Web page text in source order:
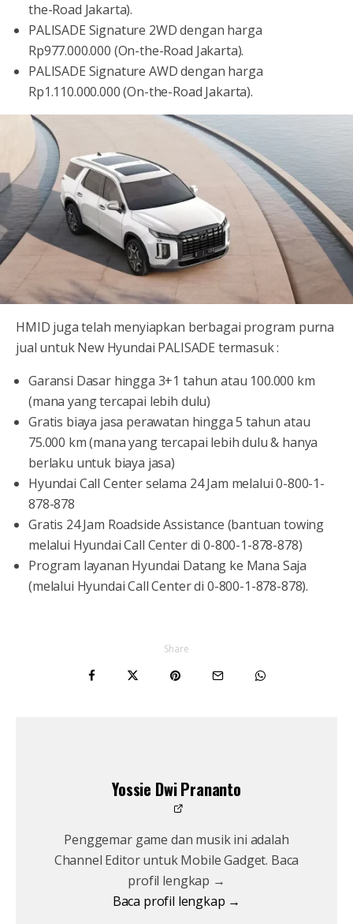
the-Road Jakarta).
PALISADE Signature 2WD dengan harga
Rp977.000.000 (On-the-Road Jakarta).
PALISADE Signature AWD dengan harga
Rp1.110.000.000 (On-the-Road Jakarta).
HMID juga telah menyiapkan berbagai program purna
jual untuk New Hyundai PALISADE termasuk :
Garansi Dasar hingga 3+1 tahun atau 100.000 km
(mana yang tercapai lebih dulu)
Gratis biaya jasa perawatan hingga 5 tahun atau
75.000 km (mana yang tercapai lebih dulu & hanya
berlaku untuk biaya jasa)
Hyundai Call Center selama 24 Jam melalui 0-800-1-
878-878
Gratis 24 Jam Roadside Assistance (bantuan towing
melalui Hyundai Call Center di 0-800-1-878-878)
Program layanan Hyundai Datang ke Mana Saja
(melalui Hyundai Call Center di 0-800-1-878-878).
Share
Yossie Dwi Prananto
Penggemar game dan musik ini adalah
Channel Editor untuk Mobile Gadget. Baca
profil lengkap →
Baca profil lengkap →